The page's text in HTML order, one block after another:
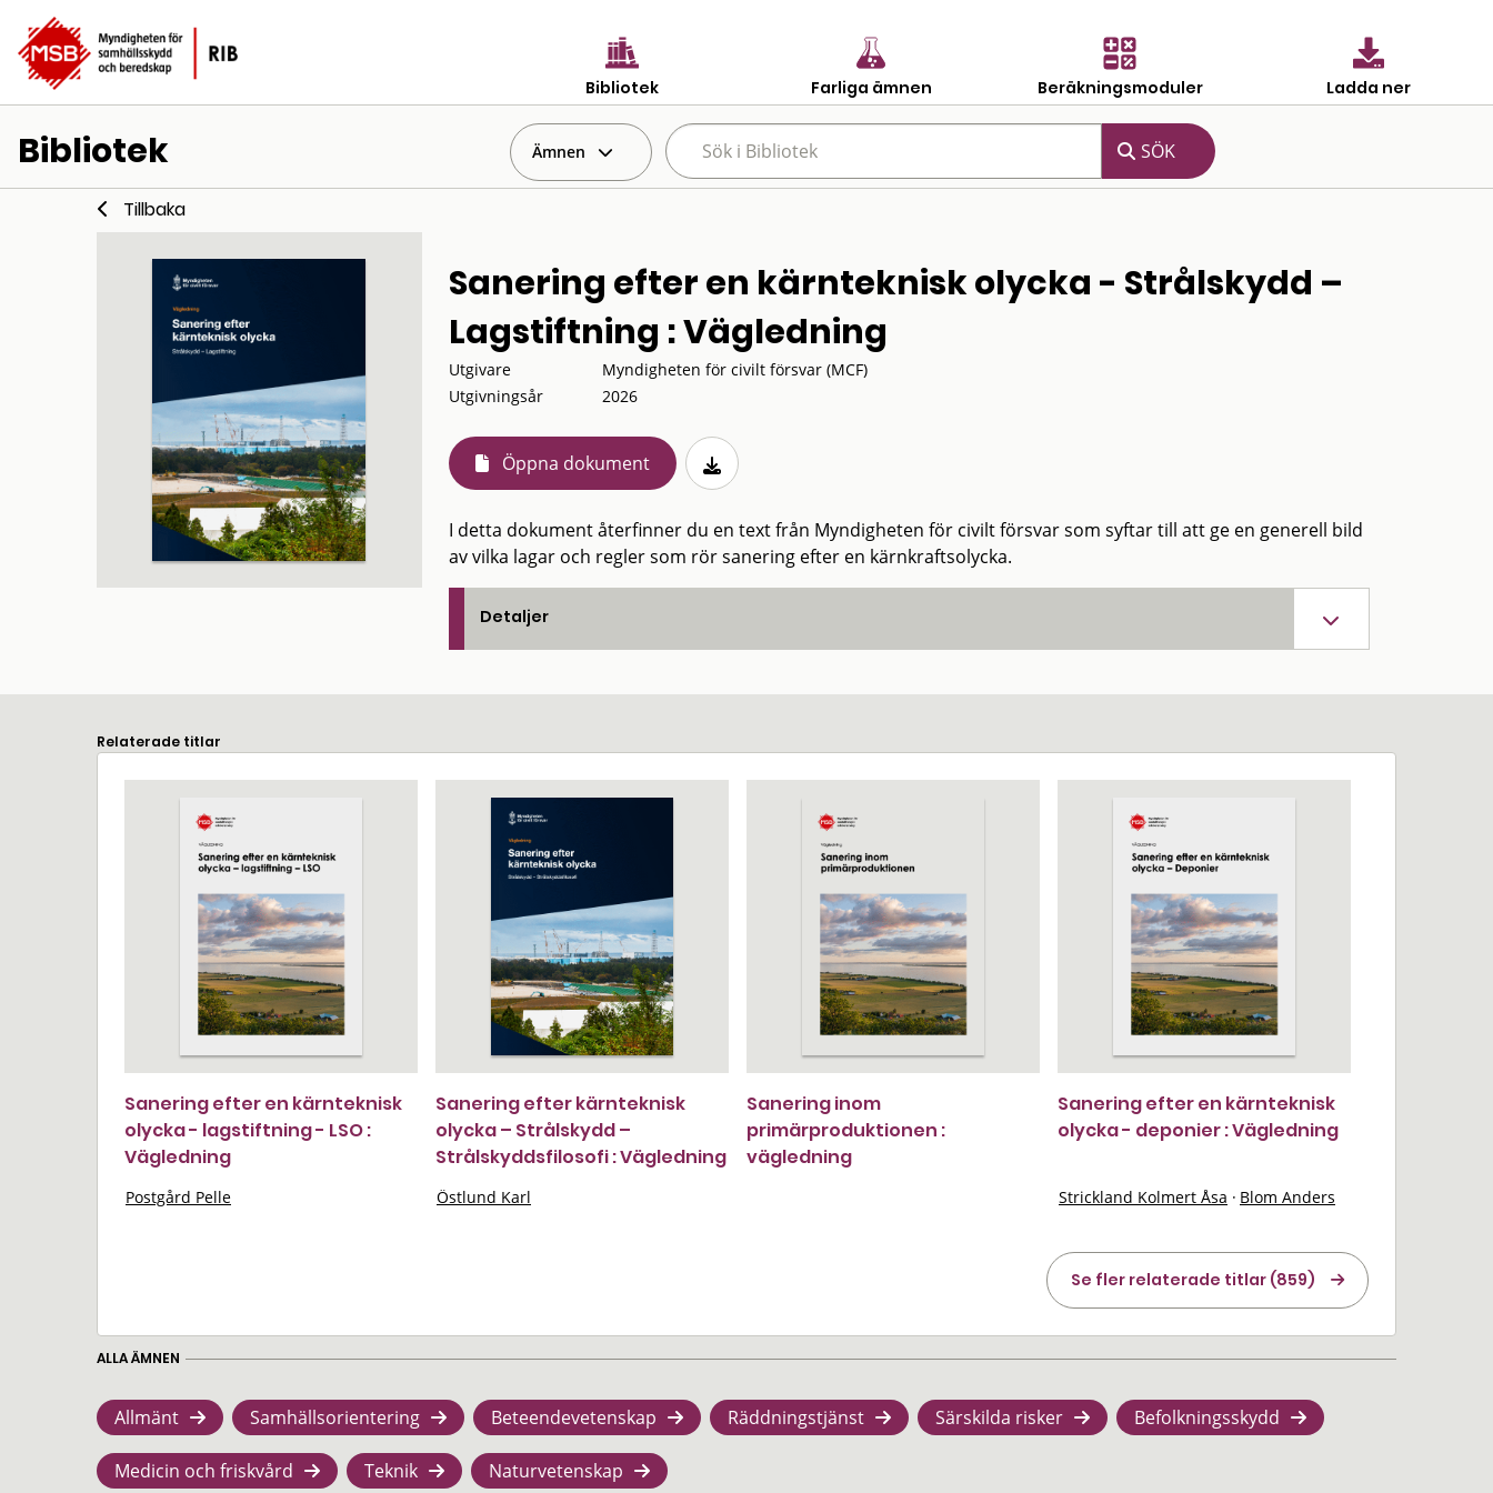
Bibliotek Farliga ämnen Beräkningsmoduler Ladda ner
Bibliotek Ämnen
Tillbaka
Sanering efter en kärnteknisk olycka - Strålskydd –
Lagstiftning : Vägledning
Utgivare
Myndigheten för civilt försvar (MCF)
Utgivningsår
2026
Öppna dokument
I detta dokument återfinner du en text från Myndigheten för civilt försvar som syftar till att ge en generell bild
av vilka lagar och regler som rör sanering efter en kärnkraftsolycka.
Detaljer
Relaterade titlar
Sanering efter en kärnteknisk
olycka - lagstiftning - LSO :
Vägledning
Postgård Pelle
Sanering efter kärnteknisk
olycka – Strålskydd –
Strålskyddsfilosofi : Vägledning
Östlund Karl
Sanering inom
primärproduktionen :
vägledning
Sanering efter en kärnteknisk
olycka - deponier : Vägledning
Strickland Kolmert Åsa · Blom Anders
Se fler relaterade titlar (859)
ALLA ÄMNEN
Allmänt Samhällsorientering Beteendevetenskap Räddningstjänst Särskilda risker Befolkningsskydd
Medicin och friskvård Teknik Naturvetenskap